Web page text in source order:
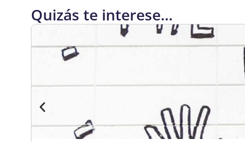
Quizás te interese...